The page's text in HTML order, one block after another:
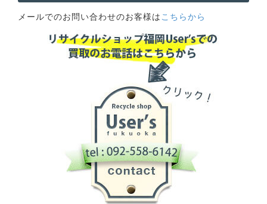
メールでのお問い合わせのお客様は こちらから